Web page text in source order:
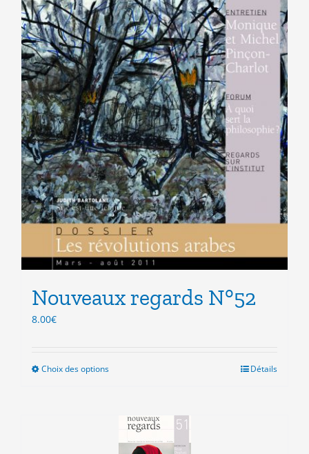
Nouveaux regards N°52
8.00€
Choix des optionsCe
plusieurs
variations.
Les
Détails